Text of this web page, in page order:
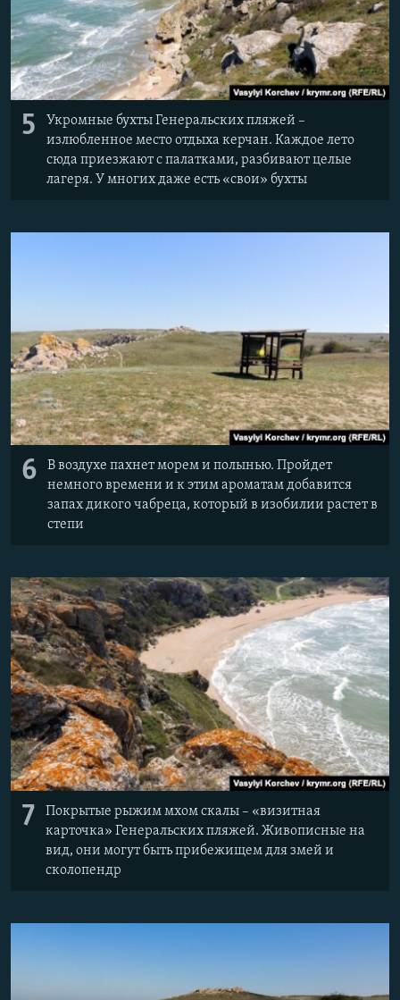
5
Укромные бухты Генеральских пляжей –
излюбленное место отдыха керчан. Каждое лето
сюда приезжают с палатками, разбивают целые
лагеря. У многих даже есть «свои» бухты
6
В воздухе пахнет морем и полынью. Пройдет
немного времени и к этим ароматам добавится
запах дикого чабреца, который в изобилии растет в
степи
7
Покрытые рыжим мхом скалы – «визитная
карточка» Генеральских пляжей. Живописные на
вид, они могут быть прибежищем для змей и
сколопендр